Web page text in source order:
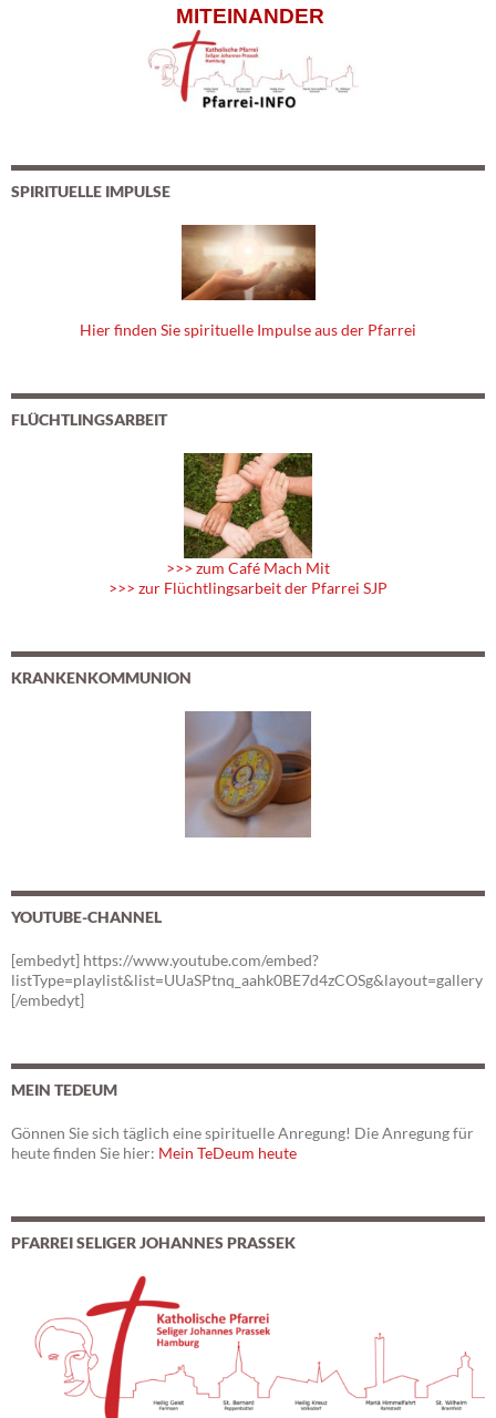
MITEINANDER
SPIRITUELLE IMPULSE
Hier finden Sie spirituelle Impulse aus der Pfarrei
FLÜCHTLINGSARBEIT
>>> zum Café Mach Mit
>>> zur Flüchtlingsarbeit der Pfarrei SJP
KRANKENKOMMUNION
YOUTUBE-CHANNEL
[embedyt] https://www.youtube.com/embed?
listType=playlist&list=UUaSPtnq_aahk0BE7d4zCOSg&layout=gallery
[/embedyt]
MEIN TEDEUM
Gönnen Sie sich täglich eine spirituelle Anregung! Die Anregung für
heute finden Sie hier: Mein TeDeum heute
PFARREI SELIGER JOHANNES PRASSEK